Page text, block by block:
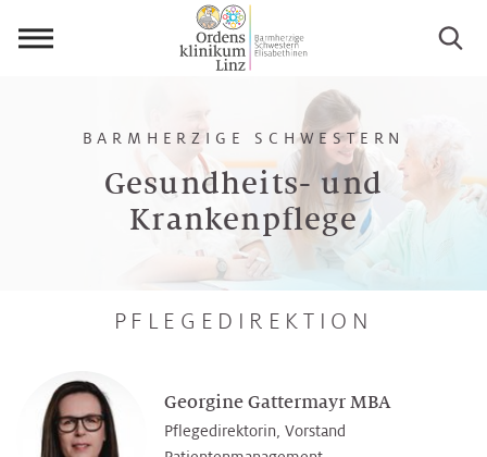
Gesundheits- und
Krankenpflege
BARMHERZIGE SCHWESTERN
PFLEGEDIREKTION
Georgine Gattermayr MBA
Pflegedirektorin, Vorstand